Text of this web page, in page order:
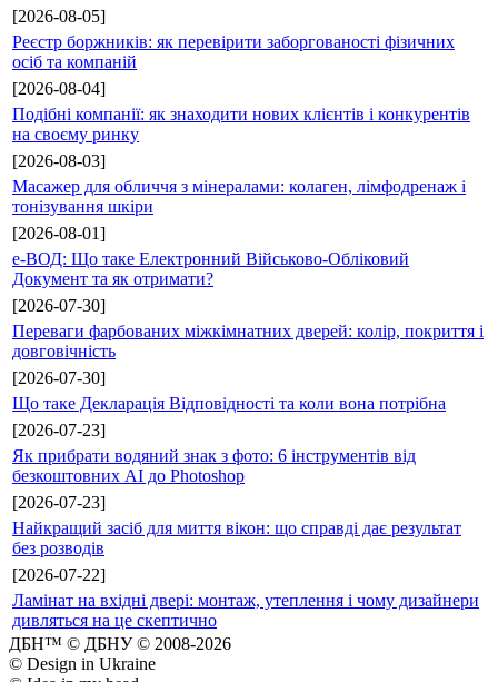
[2026-08-05]
Реєстр боржників: як перевірити заборгованості фізичних
осіб та компаній
[2026-08-04]
Подібні компанії: як знаходити нових клієнтів і конкурентів
на своєму ринку
[2026-08-03]
Масажер для обличчя з мінералами: колаген, лімфодренаж і
тонізування шкіри
[2026-08-01]
е-ВОД: Що таке Електронний Військово-Обліковий
Документ та як отримати?
[2026-07-30]
Переваги фарбованих міжкімнатних дверей: колір, покриття і
довговічність
[2026-07-30]
Що таке Декларація Відповідності та коли вона потрібна
[2026-07-23]
Як прибрати водяний знак з фото: 6 інструментів від
безкоштовних AI до Photoshop
[2026-07-23]
Найкращий засіб для миття вікон: що справді дає результат
без розводів
[2026-07-22]
Ламінат на вхідні двері: монтаж, утеплення і чому дизайнери
дивляться на це скептично
ДБН™ © ДБНУ © 2008-2026
© Design in Ukraine